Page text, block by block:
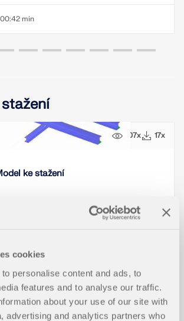
cookies
personalise content and ads, to
features and to analyse our traffic.
about your use of our site with
advertising and analytics partners who
min
107x 17x
ke stažení
znalostí
průřezu v mezním stav